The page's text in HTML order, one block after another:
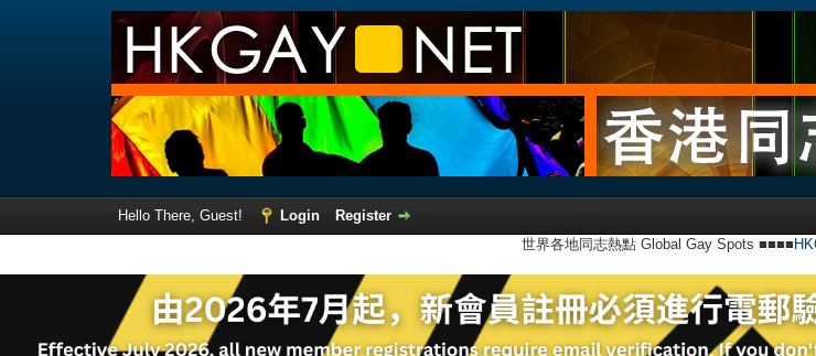
Hello There, Guest! Login
Register
世界各地同志熱點 Global Gay Spots ■■■■